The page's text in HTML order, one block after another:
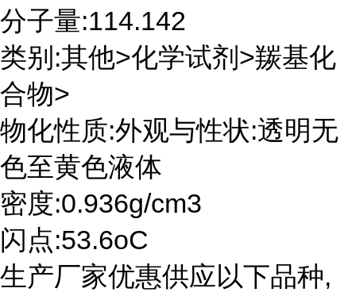
分子量:114.142
类别:其他>化学试剂>羰基化
合物>
物化性质:外观与性状:透明无
色至黄色液体
密度:0.936g/cm3
闪点:53.6oC
生产厂家优惠供应以下品种,